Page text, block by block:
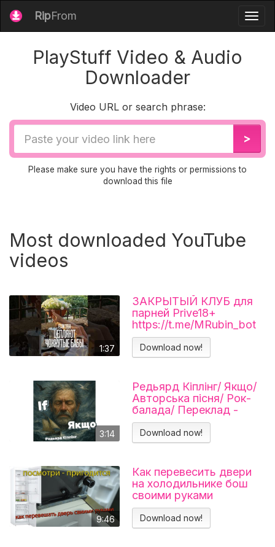
RipFrom
PlayStuff Video & Audio
Downloader
Video URL or search phrase:
Video
URL
>
Please make sure you have the rights or permissions to
download this file
Most downloaded YouTube
videos
1:37
ЗАКРЫТЫЙ КЛУБ для
парней Prive18+
https://t.me/MRubin_bot
#миларубинчик
#психология
#отношения
Download now!
3:14
Редьярд Кіплінг/ Якщо/
Авторська пісня/ Рок-
балада/ Переклад -
Тарас В'єнц
Download now!
9:46
Как перевесить двери
на холодильнике бош
своими руками
Холодильник BOSCH
KGN39VL25R Перенавес
дверей
Download now!